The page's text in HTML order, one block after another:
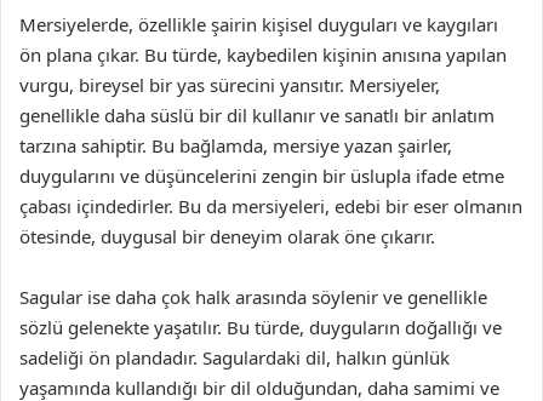
Mersiyelerde, özellikle şairin kişisel duyguları ve kaygıları
ön plana çıkar. Bu türde, kaybedilen kişinin anısına yapılan
vurgu, bireysel bir yas sürecini yansıtır. Mersiyeler,
genellikle daha süslü bir dil kullanır ve sanatlı bir anlatım
tarzına sahiptir. Bu bağlamda, mersiye yazan şairler,
duygularını ve düşüncelerini zengin bir üslupla ifade etme
çabası içindedirler. Bu da mersiyeleri, edebi bir eser olmanın
ötesinde, duygusal bir deneyim olarak öne çıkarır.
Sagular ise daha çok halk arasında söylenir ve genellikle
sözlü gelenekte yaşatılır. Bu türde, duyguların doğallığı ve
sadeliği ön plandadır. Sagulardaki dil, halkın günlük
yaşamında kullandığı bir dil olduğundan, daha samimi ve